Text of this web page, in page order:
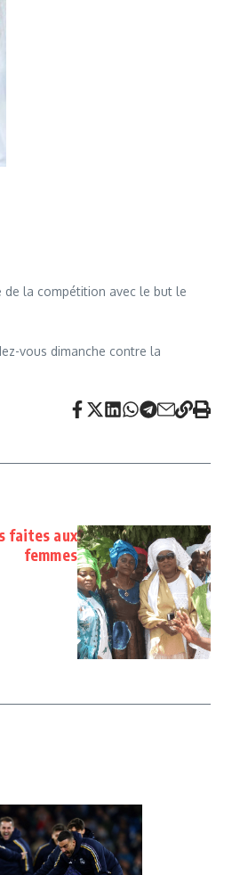
de la compétition avec le but le
vous dimanche contre la
faites aux
femmes